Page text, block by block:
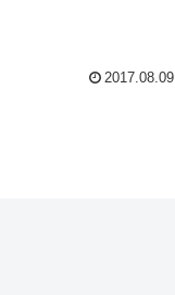
2017.08.09